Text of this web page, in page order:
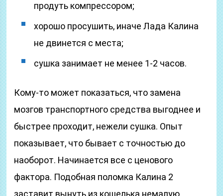
продуть компрессором;
хорошо просушить, иначе Лада Калина
не двинется с места;
сушка занимает не менее 1-2 часов.
Кому-то может показаться, что замена
мозгов транспортного средства выгоднее и
быстрее проходит, нежели сушка. Опыт
показывает, что бывает с точностью до
наоборот. Начинается все с ценового
фактора. Подобная поломка Калина 2
заставит вынуть из кошелька немалую